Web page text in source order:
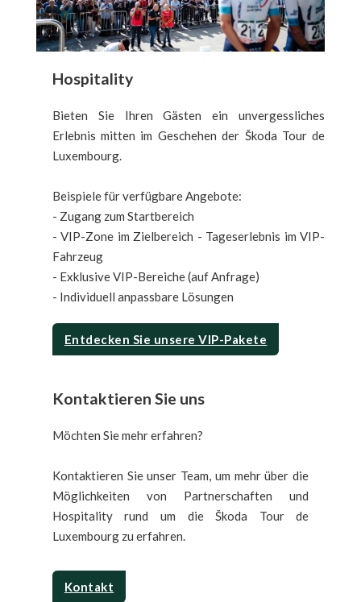
Hospitality
Bieten Sie Ihren Gästen ein unvergessliches
Erlebnis mitten im Geschehen der Škoda Tour de
Luxembourg.
Beispiele für verfügbare Angebote:
- Zugang zum Startbereich
- VIP-Zone im Zielbereich - Tageserlebnis im VIP-
Fahrzeug
- Exklusive VIP-Bereiche (auf Anfrage)
- Individuell anpassbare Lösungen
Entdecken Sie unsere VIP-Pakete
Kontaktieren Sie uns
Möchten Sie mehr erfahren?
Kontaktieren Sie unser Team, um mehr über die
Möglichkeiten von Partnerschaften und
Hospitality rund um die Škoda Tour de
Luxembourg zu erfahren.
Kontakt